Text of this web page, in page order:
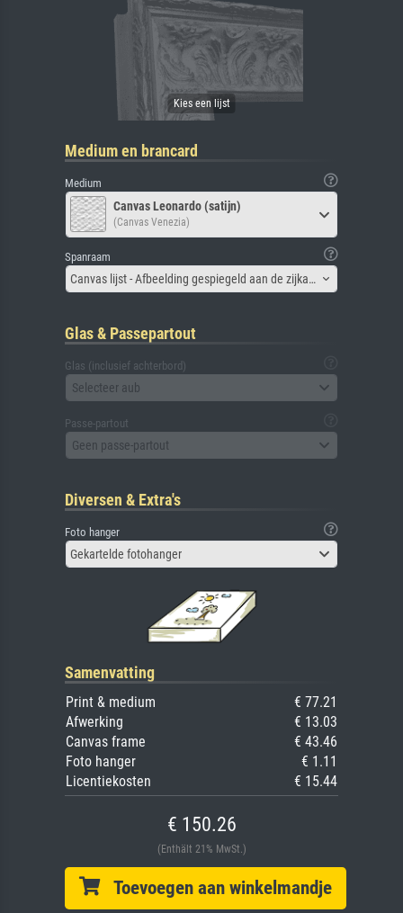
Medium en brancard
Medium
Canvas Leonardo (satijn)
(Canvas Venezia)
Spanraam
Canvas lijst - Afbeelding gespiegeld aan de zijkant
Glas & Passepartout
Glas (inclusief achterbord)
Selecteer aub
Passe-partout
Geen passe-partout
Diversen & Extra's
Foto hanger
Gekartelde fotohanger
Samenvatting
Print & medium
€ 77.21
Afwerking
€ 13.03
Canvas frame
€ 43.46
Foto hanger
€ 1.11
Licentiekosten
€ 15.44
€ 150.26
(Enthält 21% MwSt.)
Toevoegen aan winkelmandje